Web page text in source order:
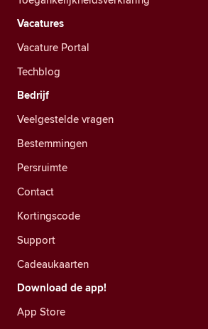
Vacatures
Vacature Portal
Techblog
Bedrijf
Veelgestelde vragen
Bestemmingen
Persruimte
Contact
Kortingscode
Support
Cadeaukaarten
Download de app!
App Store